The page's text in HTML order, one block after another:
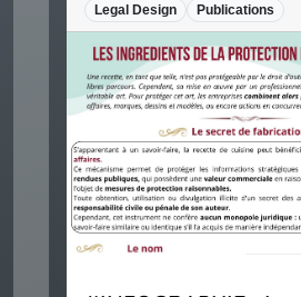
Legal Design Publications